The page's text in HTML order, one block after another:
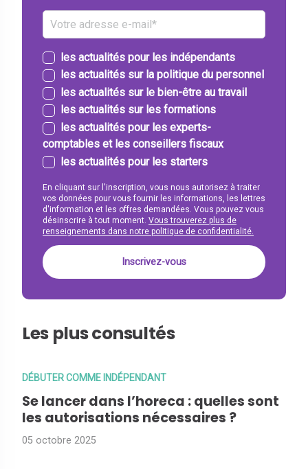
les actualités pour les indépendants
les actualités sur la politique du personnel
les actualités sur le bien-être au travail
les actualités sur les formations
les actualités pour les experts-
comptables et les conseillers fiscaux
les actualités pour les starters
En cliquant sur l'inscription, vous nous autorisez à traiter
vos données pour vous fournir les informations, les lettres
d'information et les offres demandées. Vous pouvez vous
désinscrire à tout moment. Vous trouverez plus de
renseignements dans notre politique de confidentialité.
Les plus consultés
DÉBUTER COMME INDÉPENDANT
Se lancer dans l’horeca : quelles sont
les autorisations nécessaires ?
05 octobre 2025